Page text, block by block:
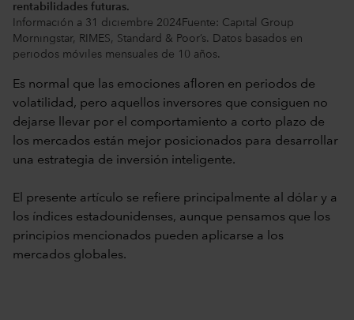
rentabilidades futuras.
Información a 31 diciembre 2024Fuente: Capital Group
Morningstar, RIMES, Standard & Poor’s. Datos basados en
periodos móviles mensuales de 10 años.
Es normal que las emociones afloren en periodos de
volatilidad, pero aquellos inversores que consiguen no
dejarse llevar por el comportamiento a corto plazo de
los mercados están mejor posicionados para desarrollar
una estrategia de inversión inteligente.
El presente artículo se refiere principalmente al dólar y a
los índices estadounidenses, aunque pensamos que los
principios mencionados pueden aplicarse a los
mercados globales.